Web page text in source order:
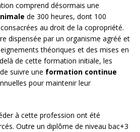
comprend désormais une
de 300 heures, dont 100
au droit de la copropriété.
dispensée par un organisme agréé et
théoriques et des mises en
de cette formation initiale, les
suivre une formation continue
pour maintenir leur
à cette profession ont été
Outre un diplôme de niveau bac+3